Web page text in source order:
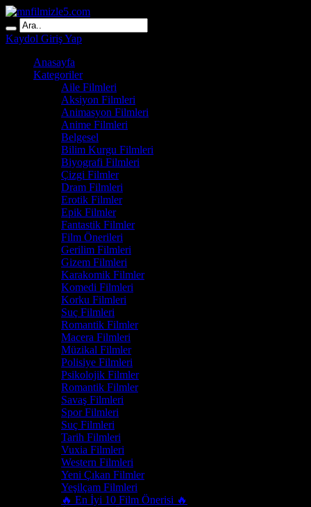
Kaydol Giriş Yap
Anasayfa
Kategoriler
Aile Filmleri
Aksiyon Filmleri
Animasyon Filmleri
Anime Filmleri
Belgesel
Bilim Kurgu Filmleri
Biyografi Filmleri
Çizgi Filmler
Dram Filmleri
Erotik Filmler
Epik Filmler
Fantastik Filmler
Film Önerileri
Gerilim Filmleri
Gizem Filmleri
Karakomik Filmler
Komedi Filmleri
Korku Filmleri
Suç Filmleri
Romantik Filmler
Macera Filmleri
Müzikal Filmler
Polisiye Filmleri
Psikolojik Filmler
Romantik Filmler
Savaş Filmleri
Spor Filmleri
Suç Filmleri
Tarih Filmleri
Vuxia Filmleri
Western Filmleri
Yeni Çıkan Filmler
Yeşilçam Filmleri
🔥 En İyi 10 Film Önerisi 🔥